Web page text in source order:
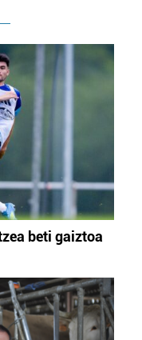
beti gaiztoa